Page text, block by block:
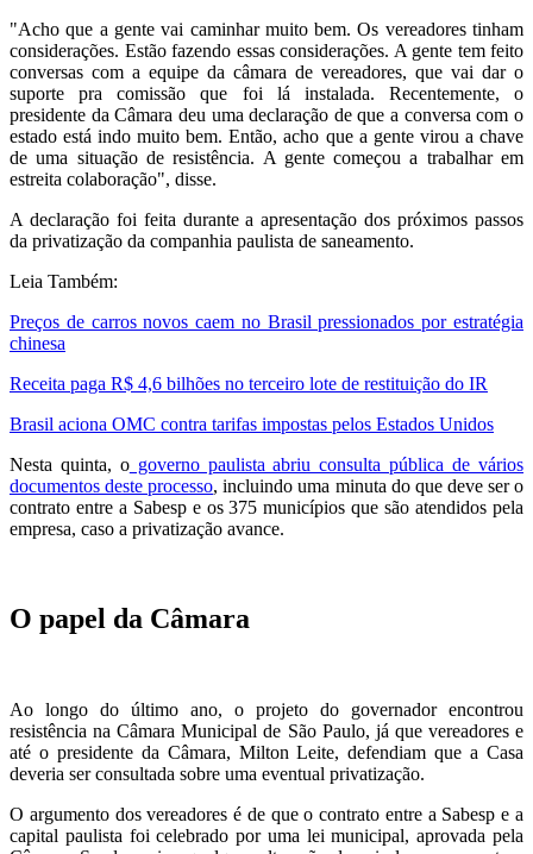
"Acho que a gente vai caminhar muito bem. Os vereadores tinham
considerações. Estão fazendo essas considerações. A gente tem feito
conversas com a equipe da câmara de vereadores, que vai dar o
suporte pra comissão que foi lá instalada. Recentemente, o
presidente da Câmara deu uma declaração de que a conversa com o
estado está indo muito bem. Então, acho que a gente virou a chave
de uma situação de resistência. A gente começou a trabalhar em
estreita colaboração", disse.
A declaração foi feita durante a apresentação dos próximos passos
da privatização da companhia paulista de saneamento.
Leia Também:
Preços de carros novos caem no Brasil pressionados por estratégia
chinesa
Receita paga R$ 4,6 bilhões no terceiro lote de restituição do IR
Brasil aciona OMC contra tarifas impostas pelos Estados Unidos
Nesta quinta, ogoverno paulista abriu consulta pública de vários
documentos deste processo, incluindo uma minuta do que deve ser o
contrato entre a Sabesp e os 375 municípios que são atendidos pela
empresa, caso a privatização avance.
O papel da Câmara
Ao longo do último ano, o projeto do governador encontrou
resistência na Câmara Municipal de São Paulo, já que vereadores e
até o presidente da Câmara, Milton Leite, defendiam que a Casa
deveria ser consultada sobre uma eventual privatização.
O argumento dos vereadores é de que o contrato entre a Sabesp e a
capital paulista foi celebrado por uma lei municipal, aprovada pela